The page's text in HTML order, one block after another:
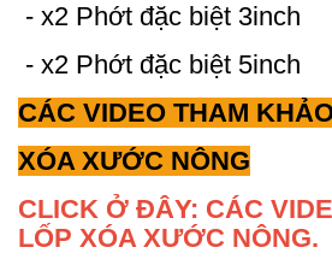
- x2 Phớt đặc biệt 3inch
- x2 Phớt đặc biệt 5inch
CÁC VIDEO THAM
XÓA XƯỚC NÔNG
CLICK Ở ĐÂY: CÁC
LỐP XÓA XƯỚC NÔNG.